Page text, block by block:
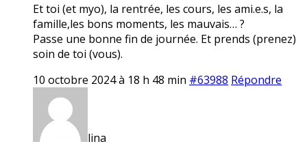
Et toi (et myo), la rentrée, les cours, les ami.e.s, la
famille,les bons moments, les mauvais… ?
Passe une bonne fin de journée. Et prends (prenez)
soin de toi (vous).
10 octobre 2024 à 18 h 48 min #63988 Répondre
lina